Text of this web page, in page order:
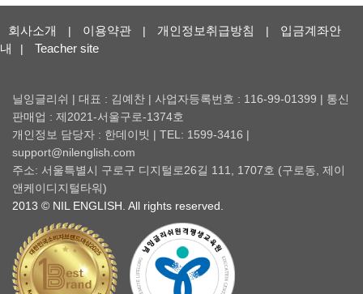
회사소개 | 이용약관 | 개인정보취급방침 |
입금계좌안
내
| Teacher site
닐잉글리쉬 | 대표 : 김예찬 | 사업자등록번호 : 116-99-01399 | 통신
판매업 : 제2021-서울구로-1374호
개인정보 담당자 : 한데이빗 | TEL: 1599-3416 |
support@nilenglish.com
주소: 서울특별시 구로구 디지털로26길 111, 1707호 (구로동, 제이
앤케이디지털타워)
2013 © NIL ENGLISH. All rights reserved.